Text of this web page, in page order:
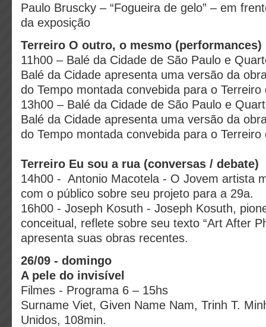
Paulo Bruscky – “Fogueira de gelo” – em
da exposição
Terreiro O outro, o mesmo (performances)
11h00 – Balé da Cidade de São Paulo e
Balé da Cidade apresenta uma versão da
do Tempo montada convebida para o
13h00 – Balé da Cidade de São Paulo e
Balé da Cidade apresenta uma versão da
do Tempo montada convebida para o
Terreiro Eu sou a rua (conversas / debate)
14h00 - Antonio Macotela - O Jovem artista
com o público sobre seu projeto para a 29a.
16h00 - Joseph Kosuth - Joseph Kosuth,
conceitual, reflete sobre seu texto “Art After
apresenta suas obras recentes.
26/09 - domingo
A pele do invisível
Filmes - Programa 6 – 15hs
Surname Viet, Given Name Nam, Trinh T.
Unidos, 108min.